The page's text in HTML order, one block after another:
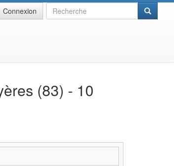
Connexion Recherche
(83) - 10